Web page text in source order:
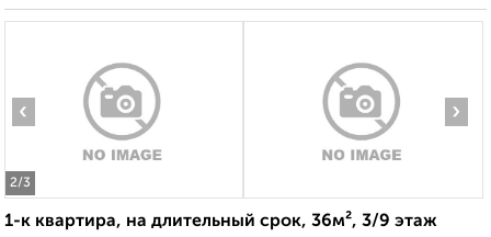
2/3
‹ ›
1-к квартира, на длительный срок, 36м², 3/9 этаж